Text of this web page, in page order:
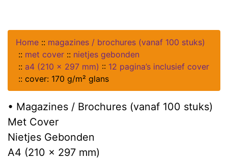
Home :: magazines / brochures (vanaf 100 stuks)
:: met cover :: nietjes gebonden
:: a4 (210 x 297 mm) :: 12 pagina’s inclusief cover
:: cover: 170 g/m² glans
• Magazines / Brochures (vanaf 100 stuks)
Met Cover
Nietjes Gebonden
A4 (210 x 297 mm)